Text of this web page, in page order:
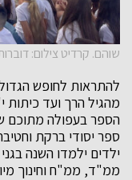
שוהם. קרדיט צילום:
להתראות לחופש
מהגיל הרך ועד כיתות
הספר בעפולה מתוכם
ספר יסודי ברקת
ילדים ילמדו השנה
ממ"ד, ממ"ח וחינוך